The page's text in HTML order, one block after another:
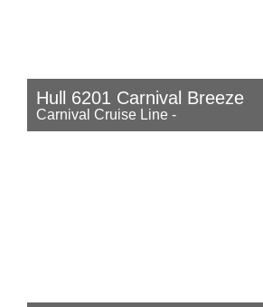
Hull 6201 Carnival Breeze
Carnival Cruise Line -